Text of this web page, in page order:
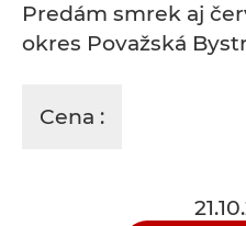
Predám smrek aj
okres Považská
Cena :